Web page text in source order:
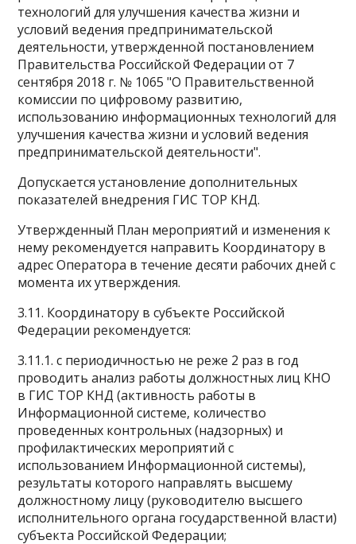
технологий для улучшения качества жизни и
условий ведения предпринимательской
деятельности, утвержденной постановлением
Правительства Российской Федерации от 7
сентября 2018 г. № 1065 "О Правительственной
комиссии по цифровому развитию,
использованию информационных технологий для
улучшения качества жизни и условий ведения
предпринимательской деятельности".
Допускается установление дополнительных
показателей внедрения ГИС ТОР КНД.
Утвержденный План мероприятий и изменения к
нему рекомендуется направить Координатору в
адрес Оператора в течение десяти рабочих дней с
момента их утверждения.
3.11. Координатору в субъекте Российской
Федерации рекомендуется:
3.11.1. с периодичностью не реже 2 раз в год
проводить анализ работы должностных лиц КНО
в ГИС ТОР КНД (активность работы в
Информационной системе, количество
проведенных контрольных (надзорных) и
профилактических мероприятий с
использованием Информационной системы),
результаты которого направлять высшему
должностному лицу (руководителю высшего
исполнительного органа государственной власти)
субъекта Российской Федерации;